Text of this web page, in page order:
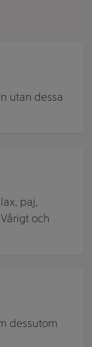
utan dessa
paj,
och